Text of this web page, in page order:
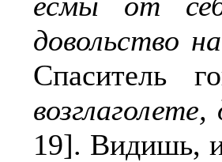
довольство
Спаситель
19]. Видишь,